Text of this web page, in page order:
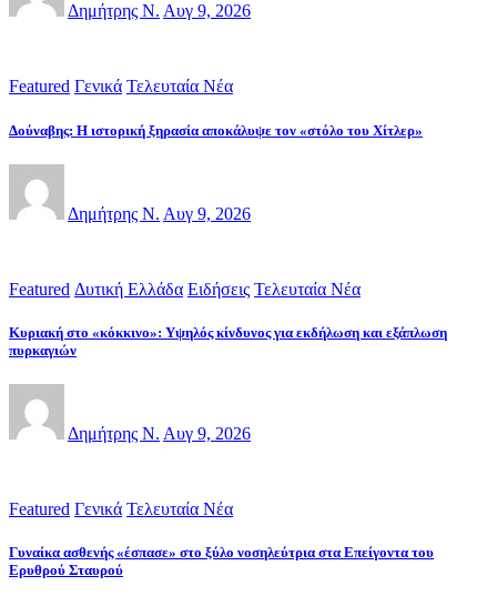
Δημήτρης Ν. Αυγ 9, 2026
Featured Γενικά Τελευταία Νέα
Δούναβης: Η ιστορική ξηρασία αποκάλυψε τον «στόλο του Χίτλερ»
Δημήτρης Ν. Αυγ 9, 2026
Featured Δυτική Ελλάδα Ειδήσεις Τελευταία Νέα
Κυριακή στο «κόκκινο»: Υψηλός κίνδυνος για εκδήλωση και εξάπλωση
πυρκαγιών
Δημήτρης Ν. Αυγ 9, 2026
Featured Γενικά Τελευταία Νέα
Γυναίκα ασθενής «έσπασε» στο ξύλο νοσηλεύτρια στα Επείγοντα του
Ερυθρού Σταυρού